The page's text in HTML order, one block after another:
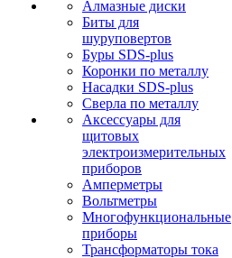
Алмазные диски
Биты для
шуруповертов
Буры SDS-plus
Коронки по металлу
Насадки SDS-plus
Сверла по металлу
Аксессуары для
щитовых
электроизмерительных
приборов
Амперметры
Вольтметры
Многофункциональные
приборы
Трансформаторы тока